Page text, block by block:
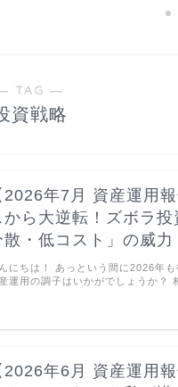
TAG ―
資戦略
2026年7月 資産運用
から大逆転！ズボラ投
散・低コスト」の威力
にちは！ あっという間に2026年
運用の調子はいかがでしょうか？
2026年6月 資産運用